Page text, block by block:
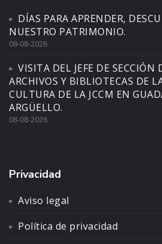
DÍAS PARA APRENDER,
NUESTRO PATRIMONIO.
08-08-2026
VISITA DEL JEFE DE SECCIÓN
ARCHIVOS Y BIBLIOTECAS DE
CULTURA DE LA JCCM EN
ARGÜELLO.
08-08-2026
Privacidad
Aviso legal
Política de privacidad